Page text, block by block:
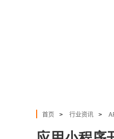
首页 > 行业资讯 >